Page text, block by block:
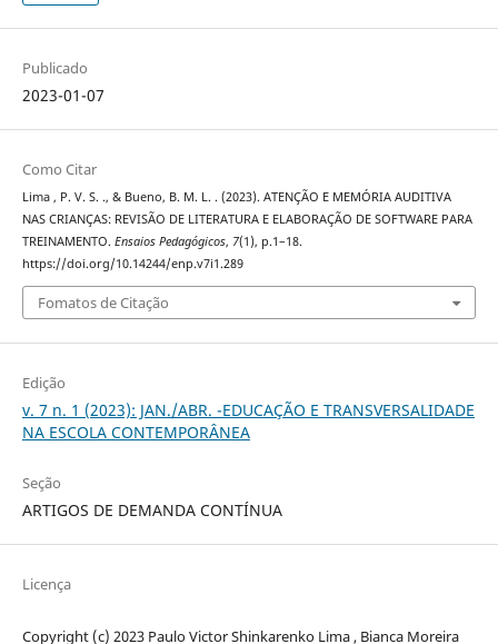
Publicado
2023-01-07
Como Citar
Lima , P. V. S. ., & Bueno, B. M. L. . (2023). ATENÇÃO E MEMÓRIA AUDITIVA
NAS CRIANÇAS: REVISÃO DE LITERATURA E ELABORAÇÃO DE SOFTWARE PARA
TREINAMENTO. Ensaios Pedagógicos, 7(1), p.1–18.
https://doi.org/10.14244/enp.v7i1.289
Fomatos de Citação
Edição
v. 7 n. 1 (2023): JAN./ABR. -EDUCAÇÃO E TRANSVERSALIDADE
NA ESCOLA CONTEMPORÂNEA
Seção
ARTIGOS DE DEMANDA CONTÍNUA
Licença
Copyright (c) 2023 Paulo Victor Shinkarenko Lima , Bianca Moreira